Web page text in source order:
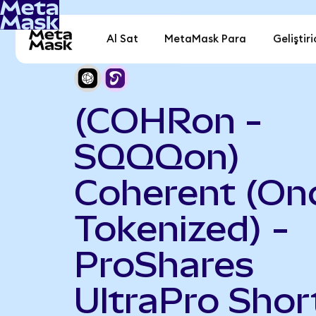
Al Sat MetaMask Para
(COHRon -
SQQQon)
Coherent
Tokenized) -
ProShares
UltraPro